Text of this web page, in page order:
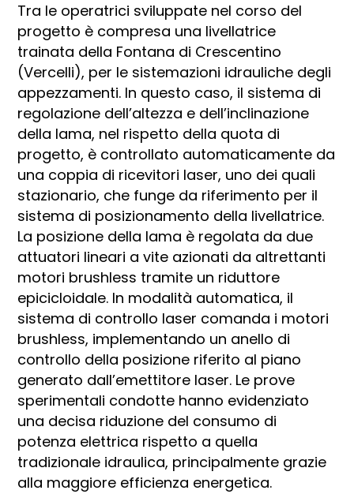
Tra le operatrici sviluppate nel corso del
progetto è compresa una livellatrice
trainata della Fontana di Crescentino
(Vercelli), per le sistemazioni idrauliche degli
appezzamenti. In questo caso, il sistema di
regolazione dell’altezza e dell’inclinazione
della lama, nel rispetto della quota di
progetto, è controllato automaticamente da
una coppia di ricevitori laser, uno dei quali
stazionario, che funge da riferimento per il
sistema di posizionamento della livellatrice.
La posizione della lama è regolata da due
attuatori lineari a vite azionati da altrettanti
motori brushless tramite un riduttore
epicicloidale. In modalità automatica, il
sistema di controllo laser comanda i motori
brushless, implementando un anello di
controllo della posizione riferito al piano
generato dall’emettitore laser. Le prove
sperimentali condotte hanno evidenziato
una decisa riduzione del consumo di
potenza elettrica rispetto a quella
tradizionale idraulica, principalmente grazie
alla maggiore efficienza energetica.